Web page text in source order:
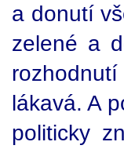
a donutí
zelené a
lákavá. A
politicky